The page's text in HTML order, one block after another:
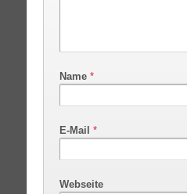
Name *
E-Mail *
Webseite